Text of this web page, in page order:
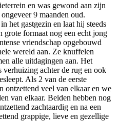
en was gewond aan zijn
9 maanden oud.
het gastgezin en laat hij steeds
formaat nog een echt jong
vriendschap opgebouwd
wereld aan. Ze knuffelen
alle uitdagingen aan. Het
verhuizing achter de rug en ook
Als 2 van de eerste
ontzettend veel van elkaar en we
van elkaar. Beiden hebben nog
zachtaardig en na een
grappige, lieve en gezellige